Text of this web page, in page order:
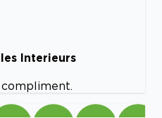
Interieurs